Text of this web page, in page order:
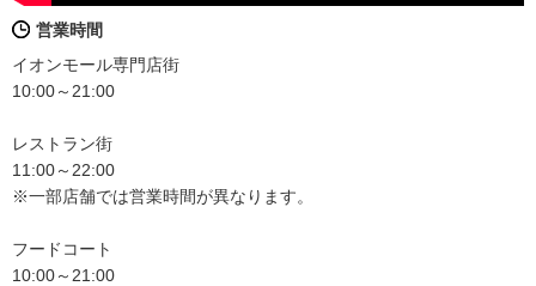
営業時間
イオンモール専門店街
10:00～21:00
レストラン街
11:00～22:00
※一部店舗では営業時間が異なります。
フードコート
10:00～21:00